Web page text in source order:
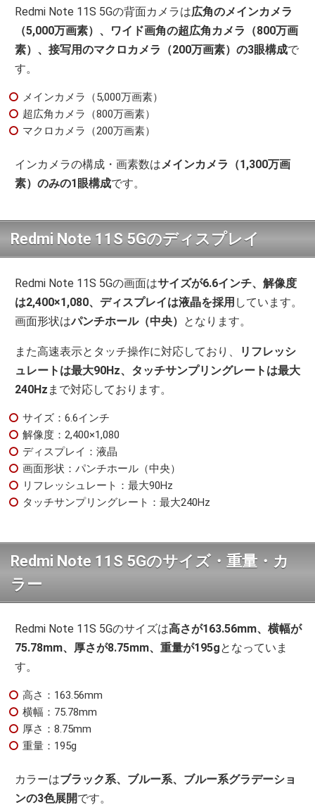
Redmi Note 11S 5Gの背面カメラは広角のメインカメラ
（5,000万画素）、ワイド画角の超広角カメラ（800万画
素）、接写用のマクロカメラ（200万画素）の3眼構成で
す。
メインカメラ（5,000万画素）
超広角カメラ（800万画素）
マクロカメラ（200万画素）
インカメラの構成・画素数はメインカメラ（1,300万画
素）のみの1眼構成です。
Redmi Note 11S 5Gのディスプレイ
Redmi Note 11S 5Gの画面はサイズが6.6インチ、解像度
は2,400×1,080、ディスプレイは液晶を採用 しています。
画面形状はパンチホール（中央） となります。
また高速表示とタッチ操作に対応しており、
リフレッシ
ュレートは最大90Hz、タッチサンプリングレートは最大
240Hz まで対応しております。
サイズ：6.6インチ
解像度：2,400×1,080
ディスプレイ：液晶
画面形状：パンチホール（中央）
リフレッシュレート：最大90Hz
タッチサンプリングレート：最大240Hz
Redmi Note 11S 5Gのサイズ・重量・カ
ラー
Redmi Note 11S 5Gのサイズは高さが163.56mm、横幅が
75.78mm、厚さが8.75mm、重量が195gとなっていま
す。
高さ：163.56mm
横幅：75.78mm
厚さ：8.75mm
重量：195g
カラーはブラック系、ブルー系、ブルー系グラデーショ
ンの3色展開です。